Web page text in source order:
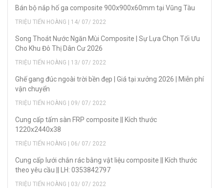
Bán bộ nắp hố ga composite 900x900x60mm tại Vũng Tàu
TRIỆU TIẾN HOÀNG | 14/ 07/ 2022
Song Thoát Nước Ngăn Mùi Composite | Sự Lựa Chọn Tối Ưu
Cho Khu Đô Thị Dân Cư 2026
TRIỆU TIẾN HOÀNG | 13/ 07/ 2022
Ghế gang đúc ngoài trời bền đẹp | Giá tại xưởng 2026 | Miễn phí
vận chuyển
TRIỆU TIẾN HOÀNG | 09/ 07/ 2022
Cung cấp tấm sàn FRP composite || Kích thước
1220x2440x38
TRIỆU TIẾN HOÀNG | 06/ 07/ 2022
Cung cấp lưới chắn rác bằng vật liệu composite || Kích thước
theo yêu cầu || LH: 0353842797
TRIỆU TIẾN HOÀNG | 03/ 07/ 2022